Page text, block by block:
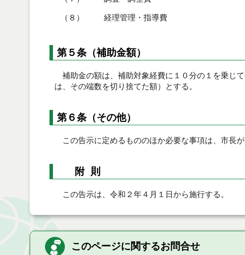
（８） 経理管理・指導費
第５条（補助金額）
補助金の額は、補助対象経費に１０分の１を乗じ
は、その端数を切り捨てた額）とする。
第６条（その他）
この告示に定めるもののほか必要な事項は、市長が
附 則
この告示は、令和２年４月１日から施行する。
このページに関するお問合せ